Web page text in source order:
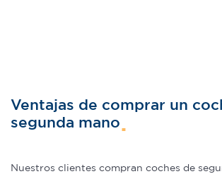
Ventajas de comprar un
segunda mano
Nuestros clientes compran coches de